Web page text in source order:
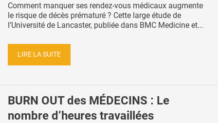
Comment manquer ses rendez-vous médicaux augmente
le risque de décès prématuré ? Cette large étude de
l’Université de Lancaster, publiée dans BMC Medicine et...
LIRE LA SUITE
BURN OUT des MÉDECINS : Le
nombre d’heures travaillées